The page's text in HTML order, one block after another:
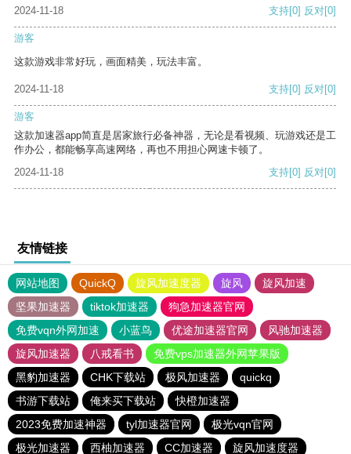
2024-11-18
支持[0] 反对[0]
游客
这款游戏非常好玩，画面精美，玩法丰富。
2024-11-18 支持[0] 反对[0]
游客
这款加速器app简直是居家旅行必备神器，无论是看视频、玩游戏还是工
作办公，都能畅享高速网络，再也不用担心网速卡顿了。
2024-11-18
支持[0] 反对[0]
友情链接
网站地图 QuickQ 旋风加速度器 旋风
旋风加速
坚果加速器
tiktok加速器
狗急加速器官网
免费vqn外网加速
小蓝鸟 优途加速器官网
风驰加速器
旋风加速器
八戒看书
免费vps加速器外网苹果版
黑豹加速器
CHK下载站 极风加速器
quickq
书游下载站
俺来买下载站
快橙加速器
2023免费加速神器
tyl加速器官网
极光vqn官网
极光加速器
西柚加速器 CC加速器 旋风加速度器